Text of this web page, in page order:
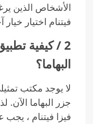
الأشخاص الذين
فيتنام اختيار خيار
2 / كيفية
البهاما؟
لا يوجد مكتب
جزر البهاما
فيزا فيتنام ، يجب